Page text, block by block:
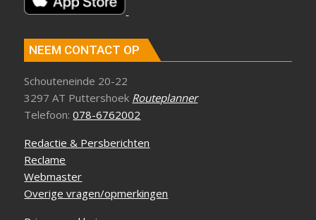
NEEM CONTACT OP
Schouteneinde 20-22
3297 AT Puttershoek Routeplanner
Telefoon:078-6762002
Redactie & Persberichten
Reclame
Webmaster
Overige vragen/opmerkingen